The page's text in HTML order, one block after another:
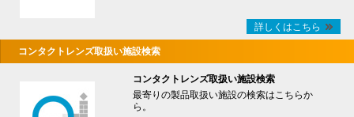
詳しくはこちら
コンタクトレンズ取扱い施設検索
コンタクトレンズ取扱い施設検索
最寄りの製品取扱い施設の検索はこちらか
ら。